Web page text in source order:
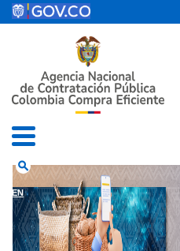
Pasar al contenido principal
• Consulta RUES
• Preguntas Frecuentes
search
EN